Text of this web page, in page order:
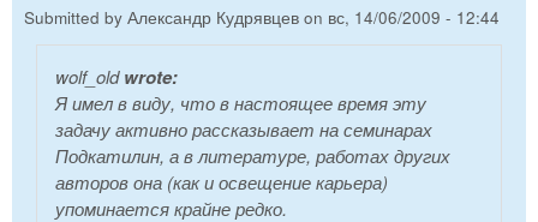
Submitted by Александр Кудрявцев on вс, 14/06/2009 - 12:44
wolf_oldwrote:
Я имел в виду, что в настоящее время эту
задачу активно рассказывает на семинарах
Подкатилин, а в литературе, работах других
авторов она (как и освещение карьера)
упоминается крайне редко.